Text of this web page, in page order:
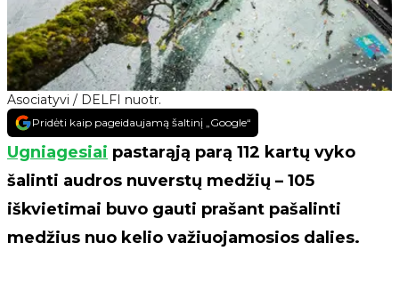
Asociatyvi / DELFI nuotr.
Pridėti kaip pageidaujamą šaltinį „Google“
Ugniagesiai pastarąją parą 112 kartų vyko
šalinti audros nuverstų medžių – 105
iškvietimai buvo gauti prašant pašalinti
medžius nuo kelio važiuojamosios dalies.